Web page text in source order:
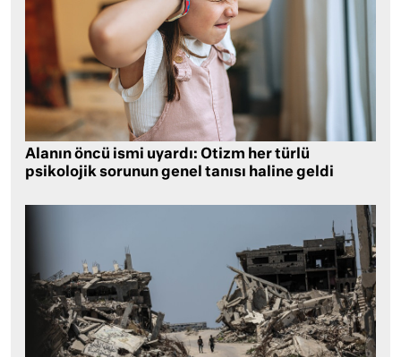
Alanın öncü ismi uyardı: Otizm her türlü
psikolojik sorunun genel tanısı haline geldi